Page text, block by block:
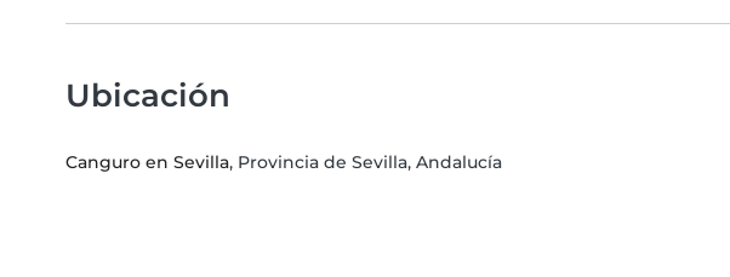
Ubicación
Canguro en Sevilla, Provincia de Sevilla, Andalucía